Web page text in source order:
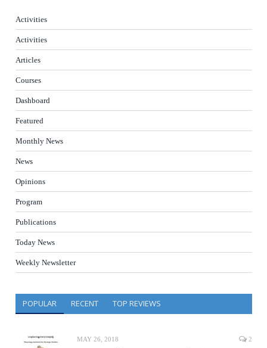
Activities
Activities
Articles
Courses
Dashboard
Featured
Monthly News
News
Opinions
Program
Publications
Today News
Weekly Newsletter
POPULAR RECENT TOP REVIEWS
MAY 26, 2018 2